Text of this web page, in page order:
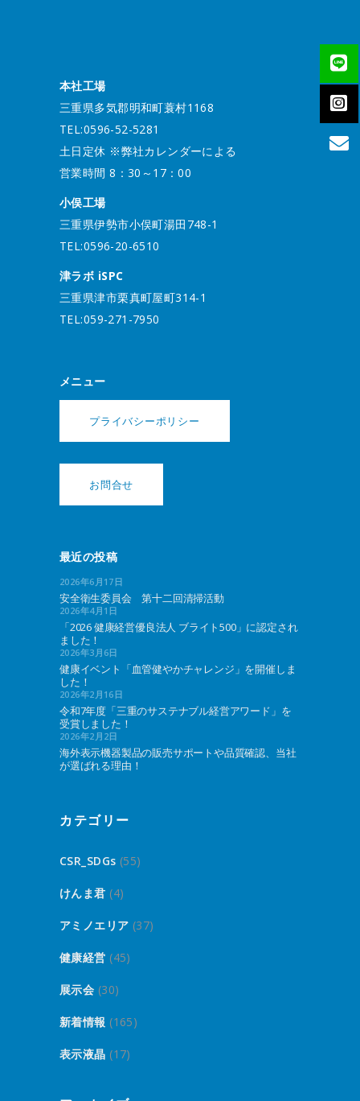
本社工場
三重県多気郡明和町蓑村1168
TEL:0596-52-5281
土日定休 ※弊社カレンダーによる
営業時間 8：30～17：00
小俣工場
三重県伊勢市小俣町湯田748-1
TEL:0596-20-6510
津ラボ iSPC
三重県津市栗真町屋町314-1
TEL:059-271-7950
メニュー
プライバシーポリシー
お問合せ
最近の投稿
2026年6月17日
安全衛生委員会 第十二回清掃活動
2026年4月1日
「2026 健康経営優良法人 ブライト500」に認定され
ました！
2026年3月6日
健康イベント「血管健やかチャレンジ」を開催しま
した！
2026年2月16日
令和7年度「三重のサステナブル経営アワード」を
受賞しました！
2026年2月2日
海外表示機器製品の販売サポートや品質確認、当社
が選ばれる理由！
カテゴリー
CSR_SDGs (55)
けんま君 (4)
アミノエリア (37)
健康経営 (45)
展示会 (30)
新着情報 (165)
表示液晶 (17)